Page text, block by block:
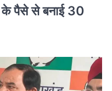
के पैसे से बनाई 30